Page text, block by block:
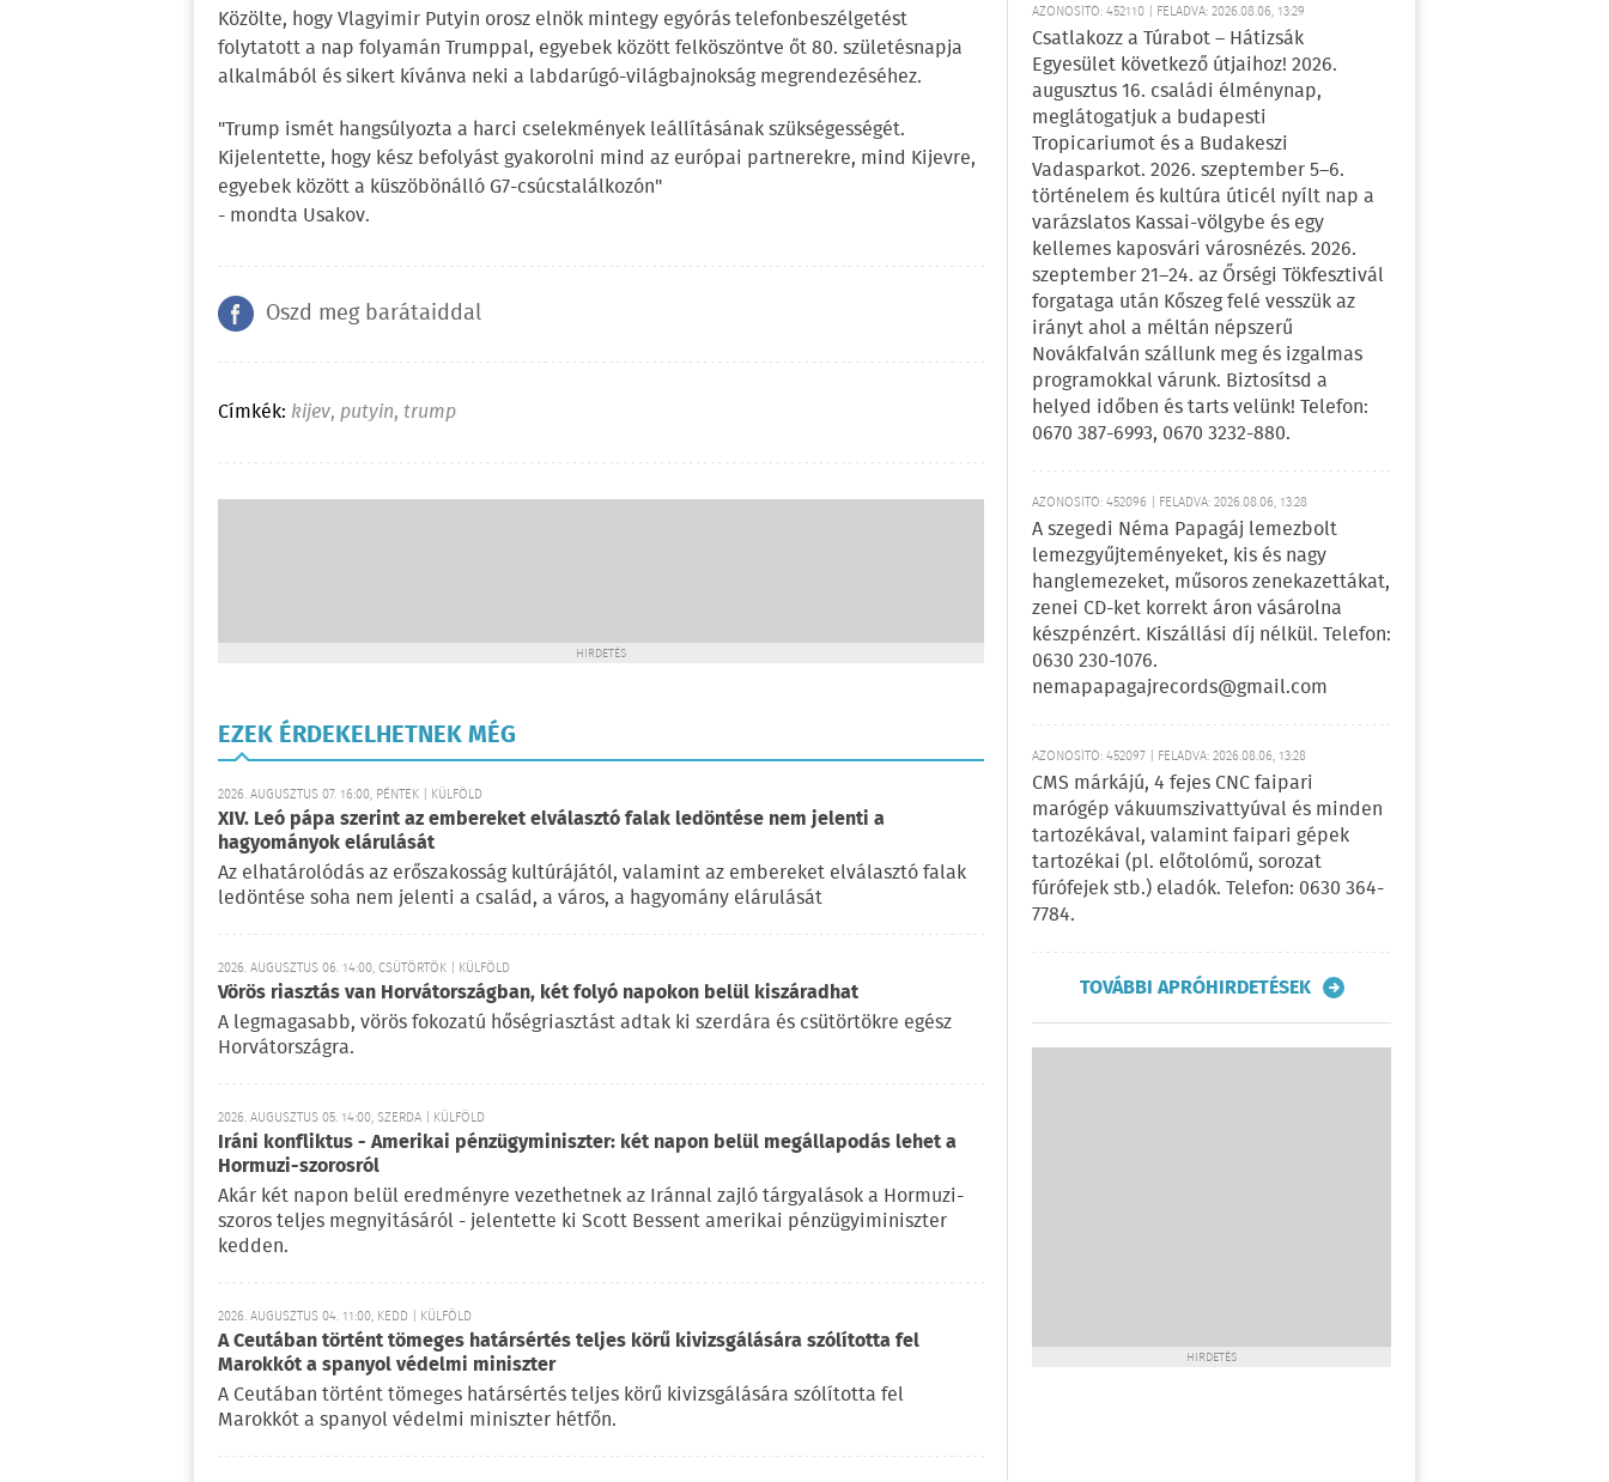
Közölte, hogy Vlagyimir Putyin orosz elnök mintegy egyórás telefonbeszélgetést
folytatott a nap folyamán Trumppal, egyebek között felköszöntve őt 80. születésnapja
alkalmából és sikert kívánva neki a labdarúgó-világbajnokság megrendezéséhez.
"Trump ismét hangsúlyozta a harci cselekmények leállításának szükségességét.
Kijelentette, hogy kész befolyást gyakorolni mind az európai partnerekre, mind Kijevre,
egyebek között a küszöbönálló G7-csúcstalálkozón"
- mondta Usakov.
Oszd meg barátaiddal
Címkék: kijev, putyin, trump
HIRDETÉS
EZEK ÉRDEKELHETNEK MÉG
2026. AUGUSZTUS 07. 16:00, PÉNTEK | KÜLFÖLD
XIV. Leó pápa szerint az embereket elválasztó falak ledöntése nem jelenti a
hagyományok elárulását
Az elhatárolódás az erőszakosság kultúrájától, valamint az embereket elválasztó falak
ledöntése soha nem jelenti a család, a város, a hagyomány elárulását
2026. AUGUSZTUS 06. 14:00, CSÜTÖRTÖK | KÜLFÖLD
Vörös riasztás van Horvátországban, két folyó napokon belül kiszáradhat
A legmagasabb, vörös fokozatú hőségriasztást adtak ki szerdára és csütörtökre egész
Horvátországra.
2026. AUGUSZTUS 05. 14:00, SZERDA | KÜLFÖLD
Iráni konfliktus - Amerikai pénzügyminiszter: két napon belül megállapodás lehet a
Hormuzi-szorosról
Akár két napon belül eredményre vezethetnek az Iránnal zajló tárgyalások a Hormuzi-
szoros teljes megnyitásáról - jelentette ki Scott Bessent amerikai pénzügyiminiszter
kedden.
2026. AUGUSZTUS 04. 11:00, KEDD | KÜLFÖLD
A Ceutában történt tömeges határsértés teljes körű kivizsgálására szólította fel
Marokkót a spanyol védelmi miniszter
A Ceutában történt tömeges határsértés teljes körű kivizsgálására szólította fel
Marokkót a spanyol védelmi miniszter hétfőn.
AZONOSÍTÓ: 452110 | FELADVA: 2026.08.06, 13:29
Csatlakozz a Túrabot – Hátizsák
Egyesület következő útjaihoz! 2026.
augusztus 16. családi élménynap,
meglátogatjuk a budapesti
Tropicariumot és a Budakeszi
Vadasparkot. 2026. szeptember 5–6.
történelem és kultúra úticél nyílt nap a
varázslatos Kassai-völgybe és egy
kellemes kaposvári városnézés. 2026.
szeptember 21–24. az Őrségi Tökfesztivál
forgataga után Kőszeg felé vesszük az
irányt ahol a méltán népszerű
Novákfalván szállunk meg és izgalmas
programokkal várunk. Biztosítsd a
helyed időben és tarts velünk! Telefon:
0670 387-6993, 0670 3232-880.
AZONOSÍTÓ: 452096 | FELADVA: 2026.08.06, 13:28
A szegedi Néma Papagáj lemezbolt
lemezgyűjteményeket, kis és nagy
hanglemezeket, műsoros zenekazettákat,
zenei CD-ket korrekt áron vásárolna
készpénzért. Kiszállási díj nélkül. Telefon:
0630 230-1076.
nemapapagajrecords@gmail.com
AZONOSÍTÓ: 452097 | FELADVA: 2026.08.06, 13:28
CMS márkájú, 4 fejes CNC faipari
marógép vákuumszivattyúval és minden
tartozékával, valamint faipari gépek
tartozékai (pl. előtolómű, sorozat
fúrófejek stb.) eladók. Telefon: 0630 364-
7784.
TOVÁBBI APRÓHIRDETÉSEK
HIRDETÉS